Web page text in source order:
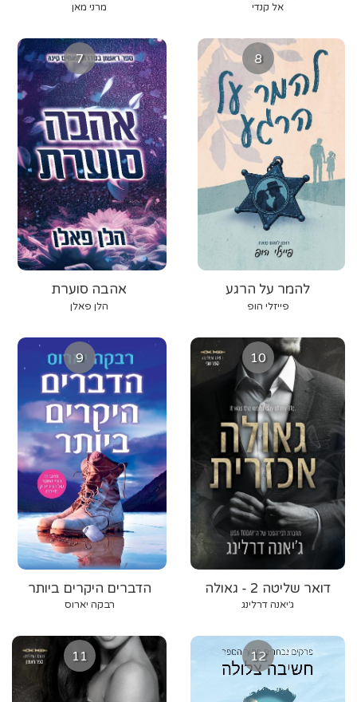
מרני מאן אל קנדי
7
אהבה סוערת
הלן פאלן
8
להמר על הרגע
פייזלי הופ
9
הדברים היקרים ביותר
רבקה יארוס
10
דואר שליטה 2 - גאולה
אכזרית
ג׳יאנה דרלינג
11 12